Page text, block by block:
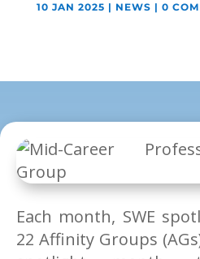
10 JAN 2025 | NEWS | 0
Each month, SWE
22 Affinity Groups